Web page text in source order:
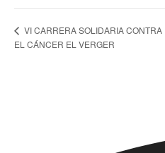
VI CARRERA SOLIDARIA CONTRA
EL CÁNCER EL VERGER